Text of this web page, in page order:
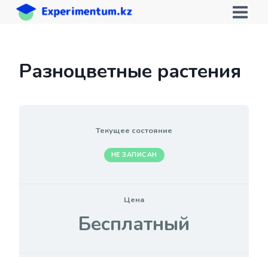
Перейти
Разноцветные растения
Текущее состояние
НЕ ЗАПИСАН
Цена
Бесплатный